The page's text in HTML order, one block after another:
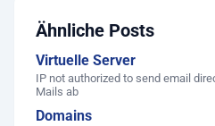
Ähnliche Posts
Virtuelle Server
IP not authorized to send email
Mails ab
Domains